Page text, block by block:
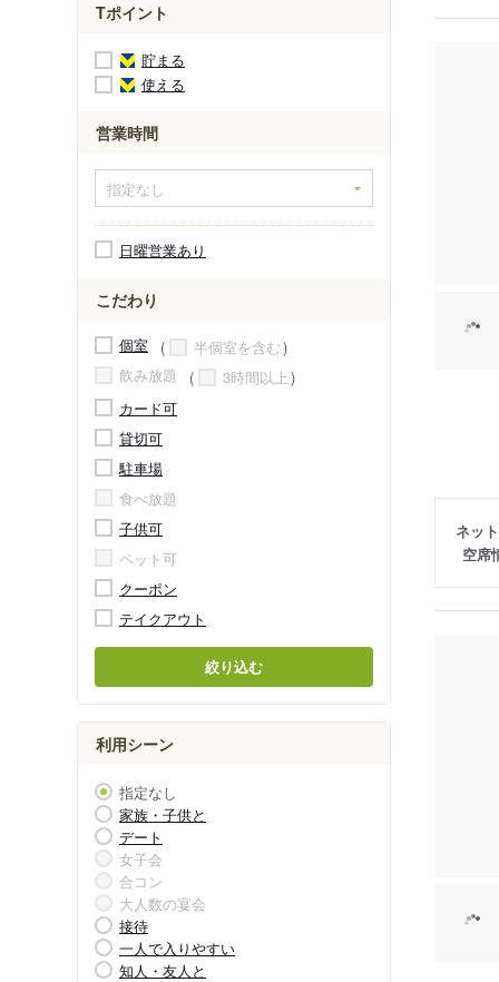
Tポイント
貯まる
使える
営業時間
日曜営業あり
こだわり
個室
半個室を含む
飲み放題
3時間以上
カード可
貸切可
駐車場
食べ放題
子供可
ペット可
クーポン
テイクアウト
絞り込む
利用シーン
指定なし
家族・子供と
デート
女子会
合コン
大人数の宴会
接待
一人で入りやすい
知人・友人と
ネッ
空席